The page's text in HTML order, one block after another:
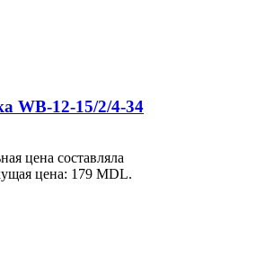
WB-12-15/2/4-34
цена составляла
цена: 179 MDL.